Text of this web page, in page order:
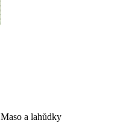
Maso a lahůdky